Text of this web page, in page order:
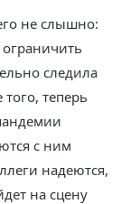
не слышно:
следила
теперь
с ним
надеются,
на сцену